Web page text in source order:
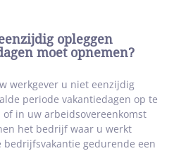
opleggen
moet opnemen?
werkgever u niet eenzijdig
periode vakantiedagen op te
of in uw arbeidsovereenkomst
het bedrijf waar u werkt
gedurende een